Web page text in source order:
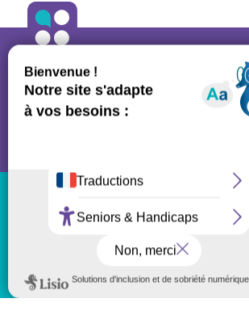
ALLO ORTHO
A propos• Contact
Ressources régulateurs
NOS LIENS UTILES
Téléchargez le kit de communication
Nous utilisons des cookies de tierces
Youtube, suivi statistique des visites...)
meilleure expérience sur notre site web.
utiliser ce site, nous supposerons que